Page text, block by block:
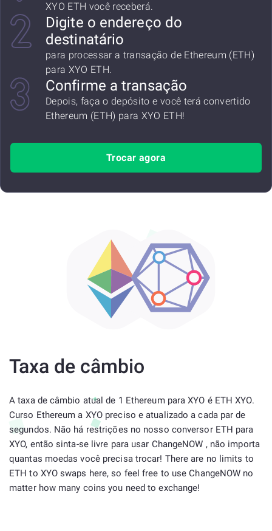
XYO ETH você receberá.
Digite o endereço do
destinatário
para processar a transação de Ethereum (ETH)
para XYO ETH.
Confirme a transação
Depois, faça o depósito e você terá convertido
Ethereum (ETH) para XYO ETH!
Trocar agora
Taxa de câmbio
A taxa de câmbio atual de 1 Ethereum para XYO é ETH XYO.
Curso Ethereum a XYO preciso e atualizado a cada par de
segundos. Não há restrições no nosso conversor ETH para
XYO, então sinta-se livre para usar ChangeNOW , não importa
quantas moedas você precisa trocar! There are no limits to
ETH to XYO swaps here, so feel free to use ChangeNOW no
matter how many coins you need to exchange!